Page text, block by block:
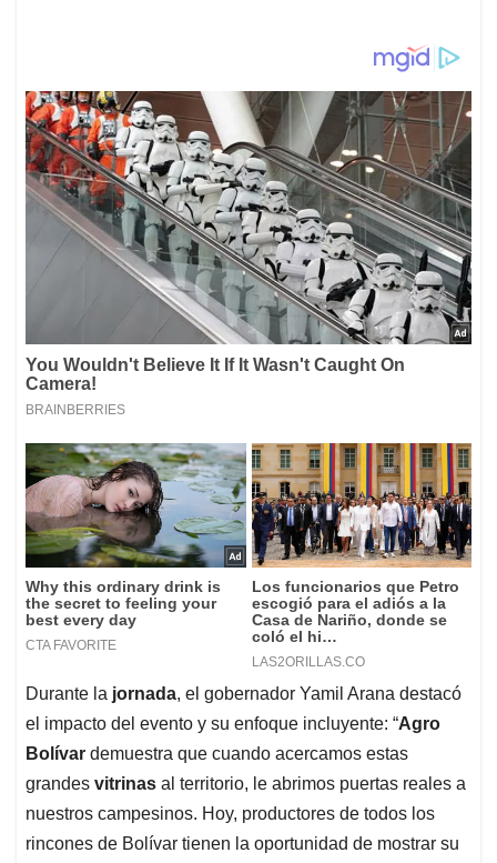
Durante la jornada, el gobernador Yamil Arana destacó
el impacto del evento y su enfoque incluyente: “Agro
Bolívar demuestra que cuando acercamos estas
grandes vitrinas al territorio, le abrimos puertas reales a
nuestros campesinos. Hoy, productores de todos los
rincones de Bolívar tienen la oportunidad de mostrar su